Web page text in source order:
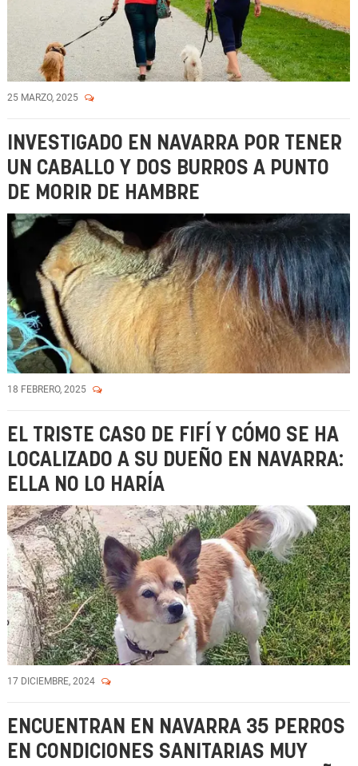
25 MARZO, 2025
INVESTIGADO EN NAVARRA POR TENER
UN CABALLO Y DOS BURROS A PUNTO
DE MORIR DE HAMBRE
18 FEBRERO, 2025
EL TRISTE CASO DE FIFÍ Y CÓMO SE HA
LOCALIZADO A SU DUEÑO EN NAVARRA:
ELLA NO LO HARÍA
17 DICIEMBRE, 2024
ENCUENTRAN EN NAVARRA 35 PERROS
EN CONDICIONES SANITARIAS MUY